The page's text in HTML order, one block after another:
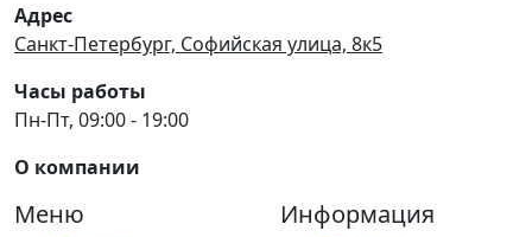
Адрес
Санкт-Петербург, Софийская улица, 8к5
Часы работы
Пн-Пт, 09:00 - 19:00
О компании
Меню Информация